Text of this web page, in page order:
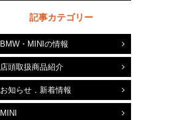
記事カテゴリー
BMW・MINIの情報
店頭取扱商品紹介
お知らせ．新着情報
MINI